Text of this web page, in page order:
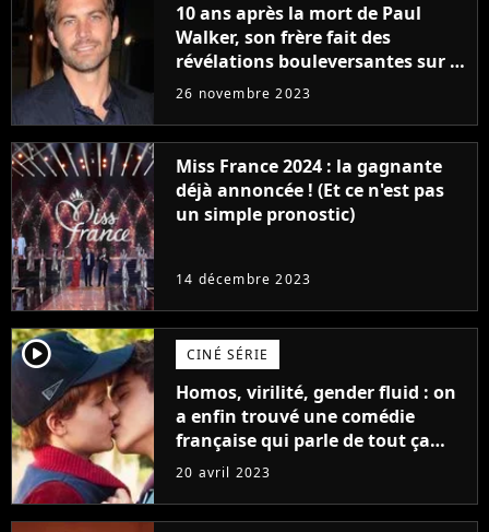
10 ans après la mort de Paul
Walker, son frère fait des
révélations bouleversantes sur la
réaction des acteurs de Fast and
26 novembre 2023
Miss France 2024 : la gagnante
déjà annoncée ! (Et ce n'est pas
un simple pronostic)
14 décembre 2023
player2 CINÉ SÉRIE
Homos, virilité, gender fluid : on
a enfin trouvé une comédie
française qui parle de tout ça
sans être super ringarde
20 avril 2023